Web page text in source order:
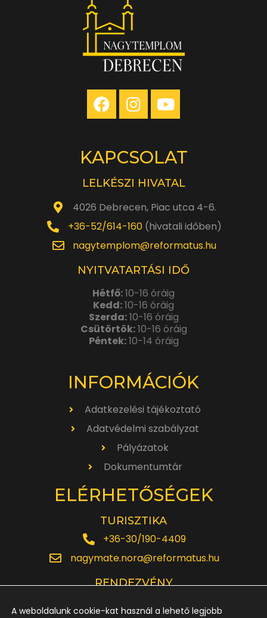
KAPCSOLAT
LELKÉSZI HIVATAL
4026 Debrecen, Piac utca 4-6.
+36-52/614-160(hivatali időben)
nagytemplom@reformatus.hu
NYITVATARTÁSI IDŐ
Hétfő:10-16 óráig
Kedd:10-16 óráig
Szerda:10-16 óráig
Csütörtök:10-16 óráig
Péntek:10-14 óráig
INFORMÁCIÓK
Adatkezelési tájékoztató
Adatvédelmi szabályzat
Pályázatok
Dokumentumtár
ELÉRHETŐSÉGEK
TURISZTIKA
+36-30/190-4409
nagymate.nora@reformatus.hu
RENDEZVÉNY
A weboldalunk cookie-kat használ a lehető legjobb